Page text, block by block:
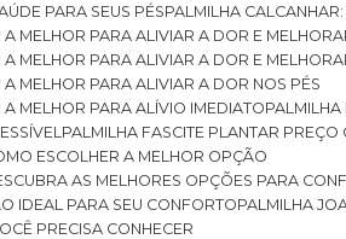
PARA SEUS PÉS
PALMILHA
A MELHOR PARA ALIVIAR A DOR E
A MELHOR PARA ALIVIAR A DOR E
MELHOR PARA ALIVIAR A DOR NOS PÉS
A MELHOR PARA ALÍVIO IMEDIATO
PALMILHA FASCITE PLANTAR
ESCOLHER A MELHOR OPÇÃO
AS MELHORES OPÇÕES PARA
IDEAL PARA SEU CONFORTO
PALMILHA
PRECISA CONHECER